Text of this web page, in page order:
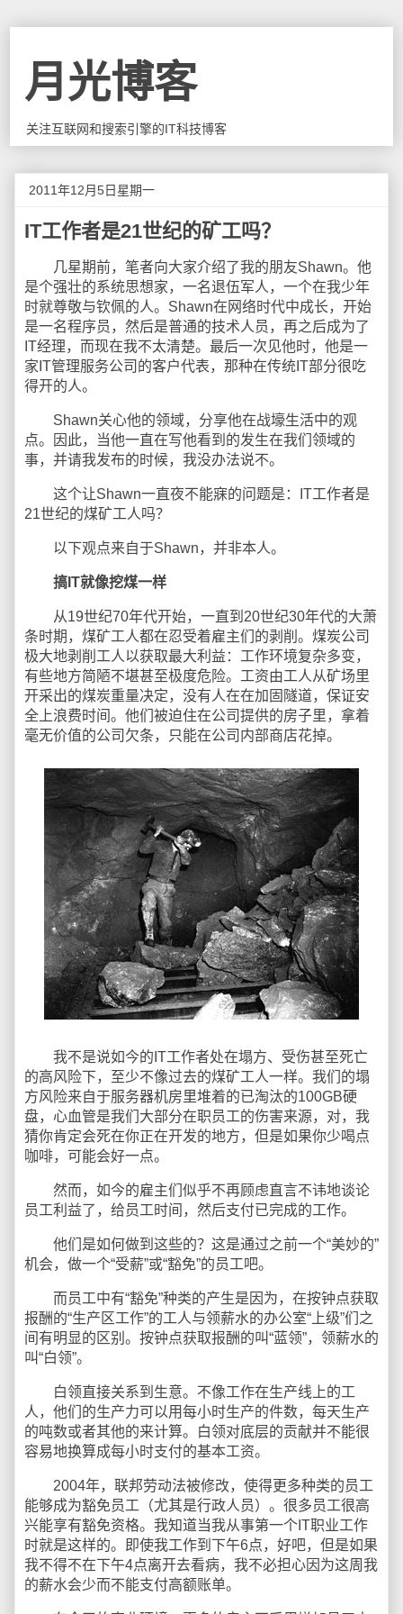
月光博客
关注互联网和搜索引擎的IT科技博客
2011年12月5日星期一
IT工作者是21世纪的矿工吗？
几星期前，笔者向大家介绍了我的朋友Shawn。他
是个强壮的系统思想家，一名退伍军人，一个在我少年
时就尊敬与钦佩的人。Shawn在网络时代中成长，开始
是一名程序员，然后是普通的技术人员，再之后成为了
IT经理，而现在我不太清楚。最后一次见他时，他是一
家IT管理服务公司的客户代表，那种在传统IT部分很吃
得开的人。
Shawn关心他的领域，分享他在战壕生活中的观
点。因此，当他一直在写他看到的发生在我们领域的
事，并请我发布的时候，我没办法说不。
这个让Shawn一直夜不能寐的问题是：IT工作者是
21世纪的煤矿工人吗？
以下观点来自于Shawn，并非本人。
搞IT就像挖煤一样
从19世纪70年代开始，一直到20世纪30年代的大萧
条时期，煤矿工人都在忍受着雇主们的剥削。煤炭公司
极大地剥削工人以获取最大利益：工作环境复杂多变，
有些地方简陋不堪甚至极度危险。工资由工人从矿场里
开采出的煤炭重量决定，没有人在在加固隧道，保证安
全上浪费时间。他们被迫住在公司提供的房子里，拿着
毫无价值的公司欠条，只能在公司内部商店花掉。
我不是说如今的IT工作者处在塌方、受伤甚至死亡
的高风险下，至少不像过去的煤矿工人一样。我们的塌
方风险来自于服务器机房里堆着的已淘汰的100GB硬
盘，心血管是我们大部分在职员工的伤害来源，对，我
猜你肯定会死在你正在开发的地方，但是如果你少喝点
咖啡，可能会好一点。
然而，如今的雇主们似乎不再顾虑直言不讳地谈论
员工利益了，给员工时间，然后支付已完成的工作。
他们是如何做到这些的？这是通过之前一个“美妙的”
机会，做一个“受薪”或“豁免”的员工吧。
而员工中有“豁免”种类的产生是因为，在按钟点获取
报酬的“生产区工作”的工人与领薪水的办公室“上级”们之
间有明显的区别。按钟点获取报酬的叫“蓝领”，领薪水的
叫“白领”。
白领直接关系到生意。不像工作在生产线上的工
人，他们的生产力可以用每小时生产的件数，每天生产
的吨数或者其他的来计算。白领对底层的贡献并不能很
容易地换算成每小时支付的基本工资。
2004年，联邦劳动法被修改，使得更多种类的员工
能够成为豁免员工（尤其是行政人员）。很多员工很高
兴能享有豁免资格。我知道当我从事第一个IT职业工作
时就是这样的。即使我工作到下午6点，好吧，但是如果
我不得不在下午4点离开去看病，我不必担心因为这周我
的薪水会少而不能支付高额账单。